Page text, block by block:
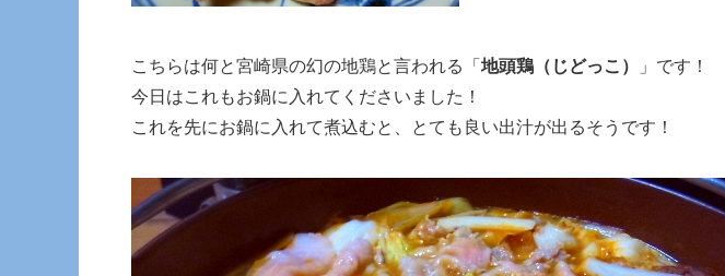
こちらは何と宮崎県の幻の地鶏と言われる「 地頭鶏（じどっこ）
」です！
今日はこれもお鍋に入れてくださいました！
これを先にお鍋に入れて煮込むと、とても良い出汁が出るそうです！